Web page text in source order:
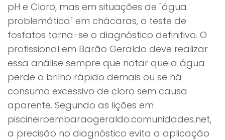
pH e Cloro, mas em situações de "água
problemática" em chácaras, o teste de
fosfatos torna-se o diagnóstico definitivo. O
profissional em Barão Geraldo deve realizar
essa análise sempre que notar que a água
perde o brilho rápido demais ou se há
consumo excessivo de cloro sem causa
aparente. Segundo as lições em
piscineiroembaraogeraldo.comunidades.net,
a precisão no diagnóstico evita a aplicação